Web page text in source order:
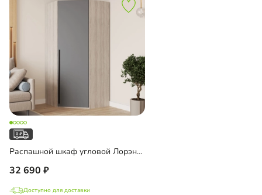
Распашной шкаф угловой Лорэна-1000 Премиум
32 690
Доступно для доставки